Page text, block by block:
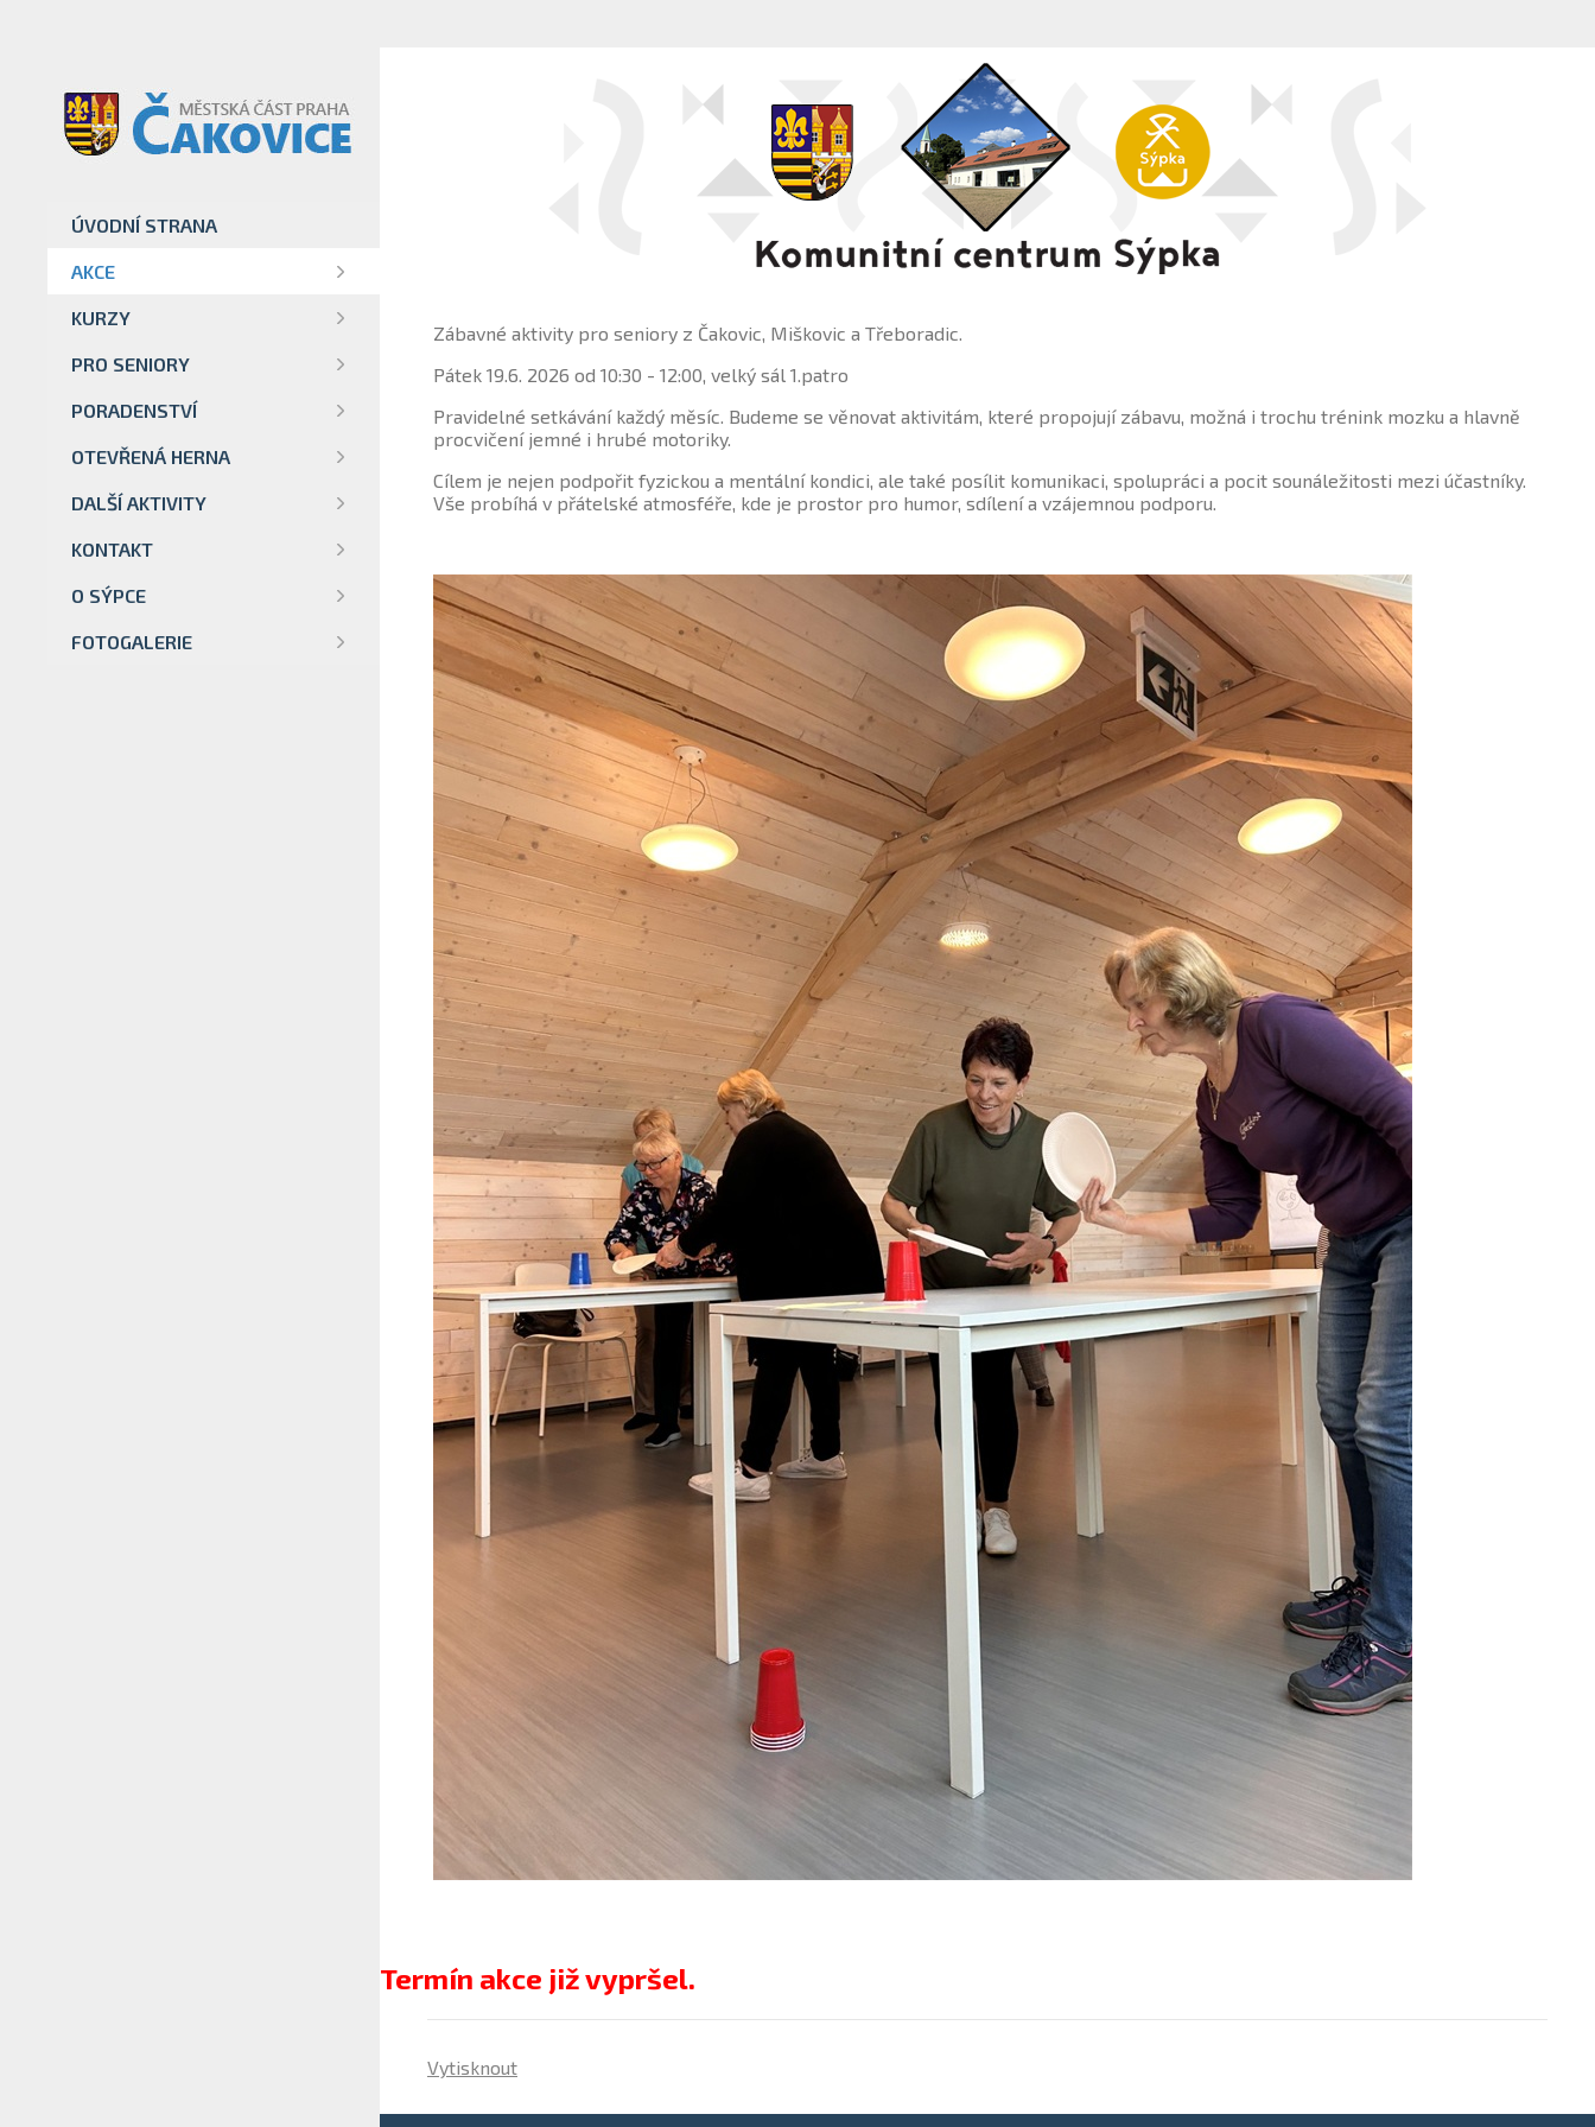
ÚVODNÍ STRANA
AKCE
KURZY
PRO SENIORY
PORADENSTVÍ
OTEVŘENÁ HERNA
DALŠÍ AKTIVITY
KONTAKT
O SÝPCE
FOTOGALERIE
Zábavné aktivity pro seniory z Čakovic, Miškovic a Třeboradic.
Pátek 19.6. 2026 od 10:30 - 12:00, velký sál 1.patro
Pravidelné setkávání každý měsíc. Budeme se věnovat aktivitám, které propojují zábavu, možná i trochu trénink mozku a hlavně
procvičení jemné i hrubé motoriky.
Cílem je nejen podpořit fyzickou a mentální kondici, ale také posílit komunikaci, spolupráci a pocit sounáležitosti mezi účastníky.
Vše probíhá v přátelské atmosféře, kde je prostor pro humor, sdílení a vzájemnou podporu.
Termín akce již vypršel.
Vytisknout